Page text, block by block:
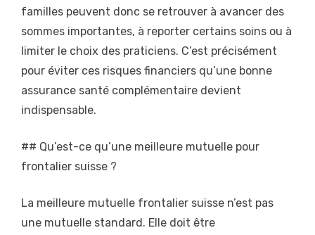
familles peuvent donc se retrouver à avancer des
sommes importantes, à reporter certains soins ou à
limiter le choix des praticiens. C’est précisément
pour éviter ces risques financiers qu’une bonne
assurance santé complémentaire devient
indispensable.
## Qu’est-ce qu’une meilleure mutuelle pour
frontalier suisse ?
La meilleure mutuelle frontalier suisse n’est pas
une mutuelle standard. Elle doit être